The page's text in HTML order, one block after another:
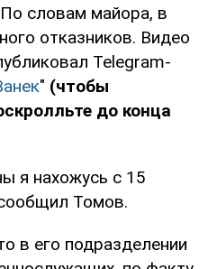
словам майора, в
отказников. Видео
Telegram-
" (чтобы
до конца
я нахожусь с 15
Томов.
в его подразделении